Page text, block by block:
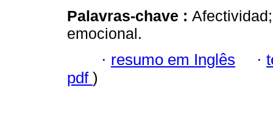
Palavras-chave :
emocional.
· resumo em Inglês ·
pdf )